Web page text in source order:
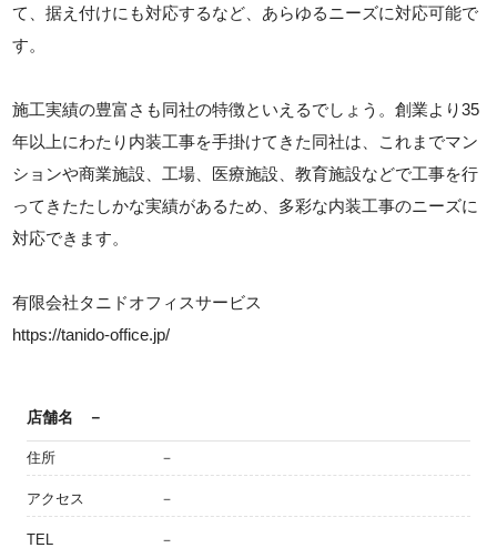
て、据え付けにも対応するなど、あらゆるニーズに対応可能で
す。
施工実績の豊富さも同社の特徴といえるでしょう。創業より35
年以上にわたり内装工事を手掛けてきた同社は、これまでマン
ションや商業施設、工場、医療施設、教育施設などで工事を行
ってきたたしかな実績があるため、多彩な内装工事のニーズに
対応できます。
有限会社タニドオフィスサービス
https://tanido-office.jp/
店舗名 －
住所 －
アクセス －
TEL －